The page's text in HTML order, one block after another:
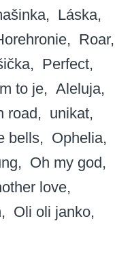
Láska
Roar
Perfect
to je
Aleluja
road
unikat
bells
Ophelia
Oh my god
love
Oli oli janko